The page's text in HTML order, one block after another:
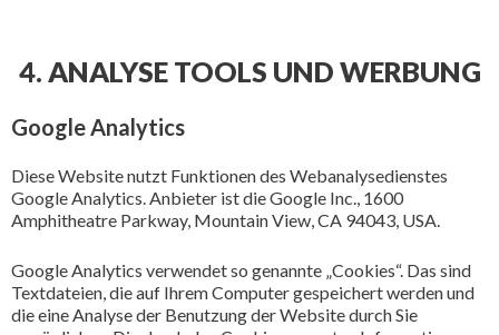
4. ANALYSE TOOLS UND WERBUNG
Google Analytics
Diese Website nutzt Funktionen des Webanalysedienstes
Google Analytics. Anbieter ist die Google Inc., 1600
Amphitheatre Parkway, Mountain View, CA 94043, USA.
Google Analytics verwendet so genannte „Cookies“. Das sind
Textdateien, die auf Ihrem Computer gespeichert werden und
die eine Analyse der Benutzung der Website durch Sie